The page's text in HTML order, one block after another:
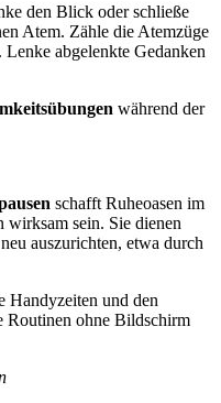
den Blick oder schließe
Atem. Zähle die Atemzüge
abgelenkte Gedanken
während der
schafft Ruheoasen im
sein. Sie dienen
auszurichten, etwa durch
Handyzeiten und den
Routinen ohne Bildschirm